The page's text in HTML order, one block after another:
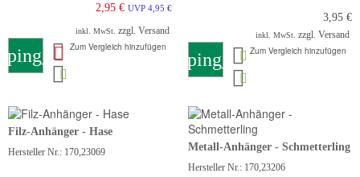
2,95 € UVP 4,95 €
inkl. MwSt. zzgl. Versand
Zum Vergleich hinzufügen
3,95 €
inkl. MwSt. zzgl. Versand
shopping_cartZum Vergleich hinzufügen
Filz-Anhänger - Hase
Hersteller Nr.: 170,23069 Metall-Anhänger - Schmetterling
Hersteller Nr.: 170,23206